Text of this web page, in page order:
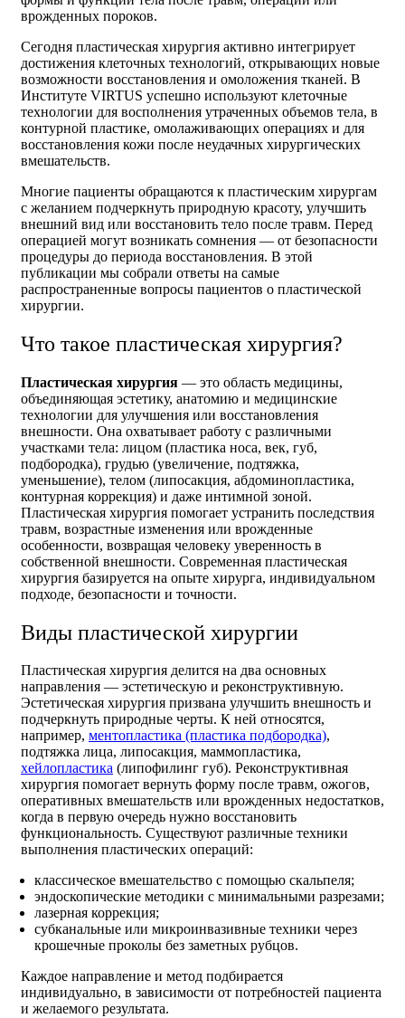
врожденных пороков.
Сегодня пластическая хирургия активно интегрирует
достижения клеточных технологий, открывающих новые
возможности восстановления и омоложения тканей. В
Институте VIRTUS успешно используют клеточные
технологии для восполнения утраченных объемов тела, в
контурной пластике, омолаживающих операциях и для
восстановления кожи после неудачных хирургических
вмешательств.
Многие пациенты обращаются к пластическим хирургам
с желанием подчеркнуть природную красоту, улучшить
внешний вид или восстановить тело после травм. Перед
операцией могут возникать сомнения — от безопасности
процедуры до периода восстановления. В этой
публикации мы собрали ответы на самые
распространенные вопросы пациентов о пластической
хирургии.
Что такое пластическая хирургия?
Пластическая хирургия — это область медицины,
объединяющая эстетику, анатомию и медицинские
технологии для улучшения или восстановления
внешности. Она охватывает работу с различными
участками тела: лицом (пластика носа, век, губ,
подбородка), грудью (увеличение, подтяжка,
уменьшение), телом (липосакция, абдоминопластика,
контурная коррекция) и даже интимной зоной.
Пластическая хирургия помогает устранить последствия
травм, возрастные изменения или врожденные
особенности, возвращая человеку уверенность в
собственной внешности. Современная пластическая
хирургия базируется на опыте хирурга, индивидуальном
подходе, безопасности и точности.
Виды пластической хирургии
Пластическая хирургия делится на два основных
направления — эстетическую и реконструктивную.
Эстетическая хирургия призвана улучшить внешность и
подчеркнуть природные черты. К ней относятся,
например, ментопластика (пластика подбородка),
подтяжка лица, липосакция, маммопластика,
хейлопластика (липофилинг губ). Реконструктивная
хирургия помогает вернуть форму после травм, ожогов,
оперативных вмешательств или врожденных недостатков,
когда в первую очередь нужно восстановить
функциональность. Существуют различные техники
выполнения пластических операций:
классическое вмешательство с помощью скальпеля;
эндоскопические методики с минимальными разрезами;
лазерная коррекция;
субканальные или микроинвазивные техники через
крошечные проколы без заметных рубцов.
Каждое направление и метод подбирается
индивидуально, в зависимости от потребностей пациента
и желаемого результата.